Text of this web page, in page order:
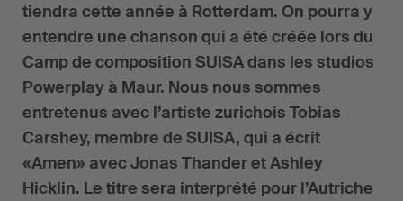
tiendra cette année à Rotterdam. On pourra y
entendre une chanson qui a été créée lors du
Camp de composition SUISA dans les studios
Powerplay à Maur. Nous nous sommes
entretenus avec l’artiste zurichois Tobias
Carshey, membre de SUISA, qui a écrit
«Amen» avec Jonas Thander et Ashley
Hicklin. Le titre sera interprété pour l’Autriche